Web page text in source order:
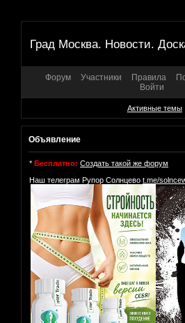
Град Москва. Новости.
Форум Участники Правила
Войти
Активные темы
Объявление
* Бесплатно: Создать такой же форум
Наш телеграм Рупор Солнцево t.me/